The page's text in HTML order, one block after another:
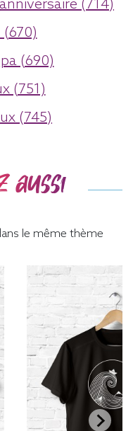
anniversaire (714)
(690)
(751)
(745)
aussi
le même thème